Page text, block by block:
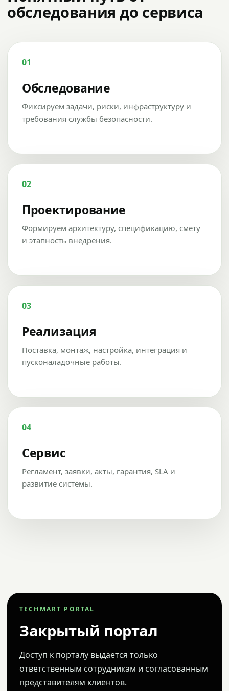
обследования до сервиса
01
Обследование
Фиксируем задачи, риски, инфраструктуру и
требования службы безопасности.
02
Проектирование
Формируем архитектуру, спецификацию, смету
и этапность внедрения.
03
Реализация
Поставка, монтаж, настройка, интеграция и
пусконаладочные работы.
04
Сервис
Регламент, заявки, акты, гарантия, SLA и
развитие системы.
TECHMART PORTAL
Закрытый портал
Доступ к порталу выдается только
ответственным сотрудникам и согласованным
представителям клиентов.